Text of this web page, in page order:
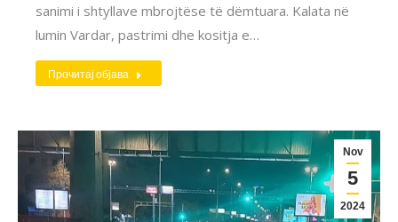
sanimi i shtyllave mbrojtëse të dëmtuara. Kalata në
lumin Vardar, pastrimi dhe kositja e…
Прочитај објава
Nov
5
2024